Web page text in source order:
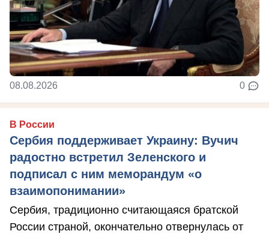
08.08.2026 0
В России
Сербия поддерживает Украину: Вучич
радостно встретил Зеленского и
подписал с ним меморандум «о
взаимопонимании»
Сербия, традиционно считающаяся братской
России страной, окончательно отвернулась от